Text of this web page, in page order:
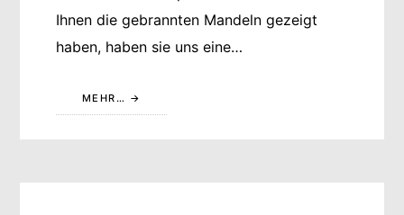
Ihnen die gebrannten Mandeln gezeigt
haben, haben sie uns eine…
MEHR…